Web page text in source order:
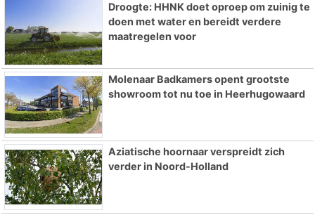
Droogte: HHNK doet oproep om zuinig te
doen met water en bereidt verdere
maatregelen voor
Molenaar Badkamers opent grootste
showroom tot nu toe in Heerhugowaard
Aziatische hoornaar verspreidt zich
verder in Noord-Holland